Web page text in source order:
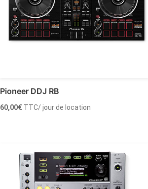
Pioneer DDJ RB
60,00€ TTC/ jour de location
Ajouter au panier